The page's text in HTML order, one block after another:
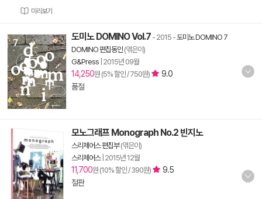
미리보기
도미노 DOMINO Vol.7 - 2015 -도미노 DOMINO 7
DOMINO 편집동인 (엮은이)
G&Press 2015년 09월
14,250원 (5% 할인 / 750원)
9.0
품절
모노그래프 Monograph No.2 빈지노
스리체어스 편집부(엮은이)
스리체어스| 2015년 12월
11,700원 (10% 할인 / 390원)
9.5
절판